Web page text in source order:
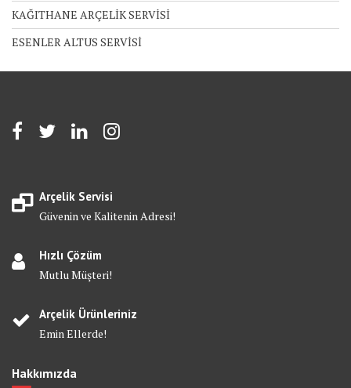
KAĞITHANE ARÇELİK SERVİSİ
ESENLER ALTUS SERVİSİ
Arçelik Servisi
Güvenin ve Kalitenin Adresi!
Hızlı Çözüm
Mutlu Müşteri!
Arçelik Ürünleriniz
Emin Ellerde!
Hakkımızda